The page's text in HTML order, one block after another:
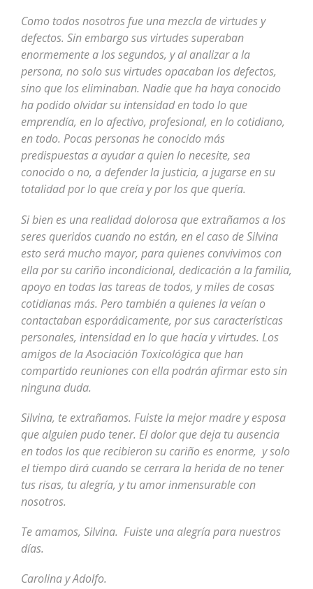
Como todos nosotros fue una mezcla de virtudes y
defectos. Sin embargo sus virtudes superaban
enormemente a los segundos, y al analizar a la
persona, no solo sus virtudes opacaban los defectos,
sino que los eliminaban. Nadie que ha haya conocido
ha podido olvidar su intensidad en todo lo que
emprendía, en lo afectivo, profesional, en lo cotidiano,
en todo. Pocas personas he conocido más
predispuestas a ayudar a quien lo necesite, sea
conocido o no, a defender la justicia, a jugarse en su
totalidad por lo que creía y por los que quería.
Si bien es una realidad dolorosa que extrañamos a los
seres queridos cuando no están, en el caso de Silvina
esto será mucho mayor, para quienes convivimos con
ella por su cariño incondicional, dedicación a la familia,
apoyo en todas las tareas de todos, y miles de cosas
cotidianas más. Pero también a quienes la veían o
contactaban esporádicamente, por sus características
personales, intensidad en lo que hacía y virtudes. Los
amigos de la Asociación Toxicológica que han
compartido reuniones con ella podrán afirmar esto sin
ninguna duda.
Silvina, te extrañamos. Fuiste la mejor madre y esposa
que alguien pudo tener. El dolor que deja tu ausencia
en todos los que recibieron su cariño es enorme, y solo
el tiempo dirá cuando se cerrara la herida de no tener
tus risas, tu alegría, y tu amor inmensurable con
nosotros.
Te amamos, Silvina. Fuiste una alegría para nuestros
días.
Carolina y Adolfo.